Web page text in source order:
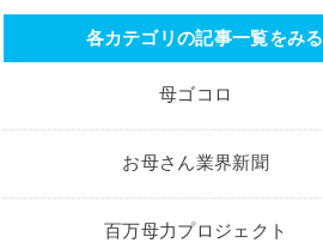
各カテゴリの記事一覧をみる
母ゴコロ
お母さん業界新聞
百万母力プロジェクト